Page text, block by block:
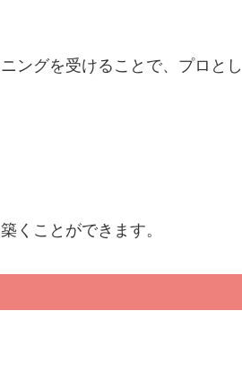
ングを受けることで、プロとし
くことができます。